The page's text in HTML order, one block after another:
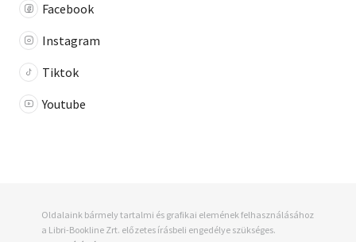
Facebook
Instagram
Tiktok
Youtube
Oldalaink bármely tartalmi és grafikai elemének felhasználásához
a Libri-Bookline Zrt. előzetes írásbeli engedélye szükséges.